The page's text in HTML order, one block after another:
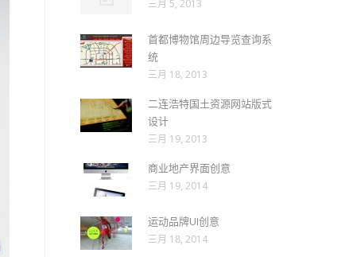
三月 5, 2013
首都博物馆周边导览查询系
统
三月 18, 2013
二连浩特国土资源网站版式
设计
三月 19, 2013
商业地产界面创意
三月 19, 2014
运动品牌UI创意
三月 18, 2014